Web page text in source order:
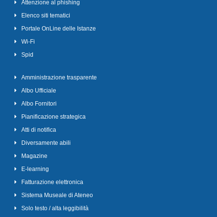
Attenzione al phishing
Elenco siti tematici
Portale OnLine delle Istanze
Wi-Fi
Spid
Amministrazione trasparente
Albo Ufficiale
Albo Fornitori
Pianificazione strategica
Atti di notifica
Diversamente abili
Magazine
E-learning
Fatturazione elettronica
Sistema Museale di Ateneo
Solo testo / alta leggibilità